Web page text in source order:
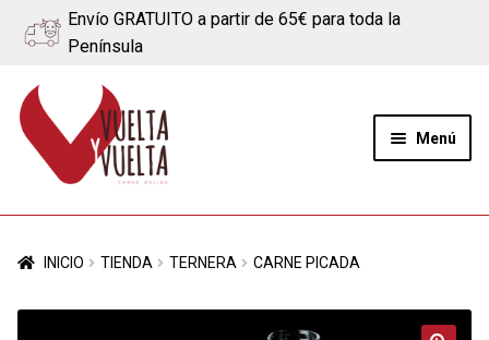
Envío GRATUITO a partir de 65€ para toda la
Península
Ir
a
navegación
Ir
al
contenido
Menú
Quiénes somos
Ternera
INICIO TIENDA TERNERA CARNE PICADA